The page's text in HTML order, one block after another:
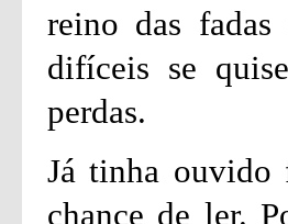
reino das
difíceis se
perdas.
Já tinha ouvido
chance de ler.